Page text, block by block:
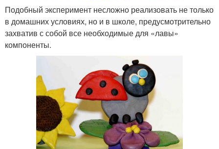
Подобный эксперимент несложно реализовать не только
в домашних условиях, но и в школе, предусмотрительно
захватив с собой все необходимые для «лавы»
компоненты.